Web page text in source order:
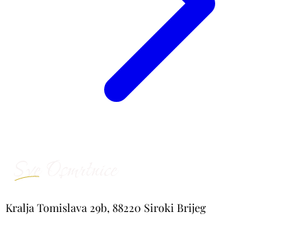
Kralja Tomislava 29b, 88220 Siroki Brijeg